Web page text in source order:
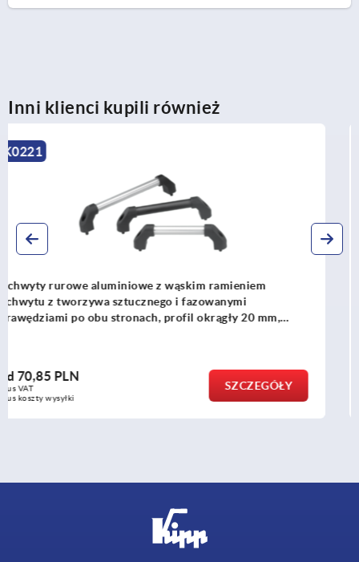
Inni klienci kupili również
Uchwyty rurowe aluminiowe owalne
od
plus koszty wysyłki
SZCZEGÓŁY